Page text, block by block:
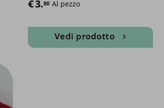
€3.80 Al pezzo
Vedi prodotto